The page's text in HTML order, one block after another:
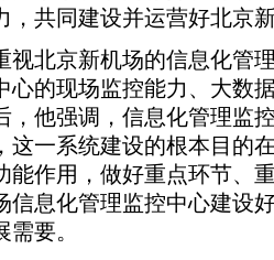
，共同建设并运营好北京
北京新机场的信息化管
心的现场监控能力、大数
，他强调，信息化管理监
这一系统建设的根本目的
能作用，做好重点环节、
信息化管理监控中心建设
要。